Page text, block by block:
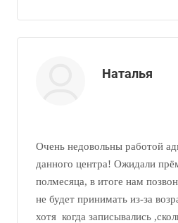
Наталья
Очень недовольны работой
данного центра! Ожидали
полмесяца, в итоге нам
не будет принимать из-за
хотя когда записывались